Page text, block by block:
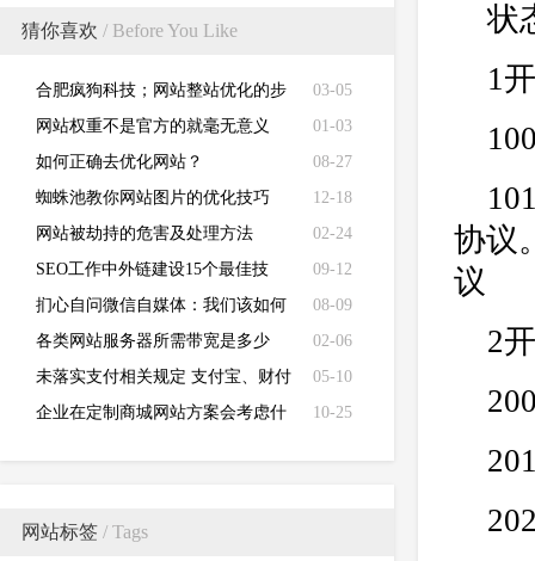
猜你喜欢 / Before You Like
03-05
合肥疯狗科技；网站整站优化的步
骤有哪些？
01-03
网站权重不是官方的就毫无意义
了？
08-27
如何正确去优化网站？
12-18
蜘蛛池教你网站图片的优化技巧
02-24
网站被劫持的危害及处理方法
09-12
SEO工作中外链建设15个最佳技
巧！
08-09
扪心自问微信自媒体：我们该如何
做好一切？
02-06
各类网站服务器所需带宽是多少
05-10
未落实支付相关规定 支付宝、财付
通被央行各罚款3万元
10-25
企业在定制商城网站方案会考虑什
网站标签 / Tags
状
1
协议
议
2